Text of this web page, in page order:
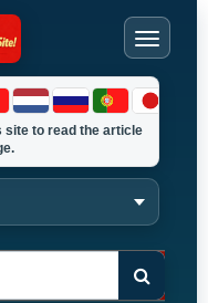
to read the article